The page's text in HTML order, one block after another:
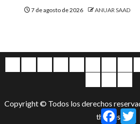
7 de agosto de 2026 ANUAR SAAD
Copyright © Todos los derechos
themes.